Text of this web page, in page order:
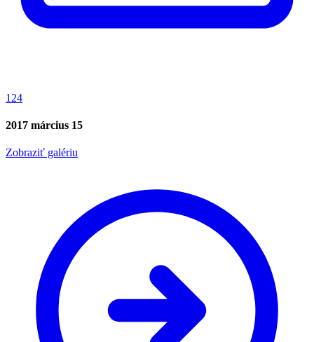
124
2017 március 15
Zobraziť galériu